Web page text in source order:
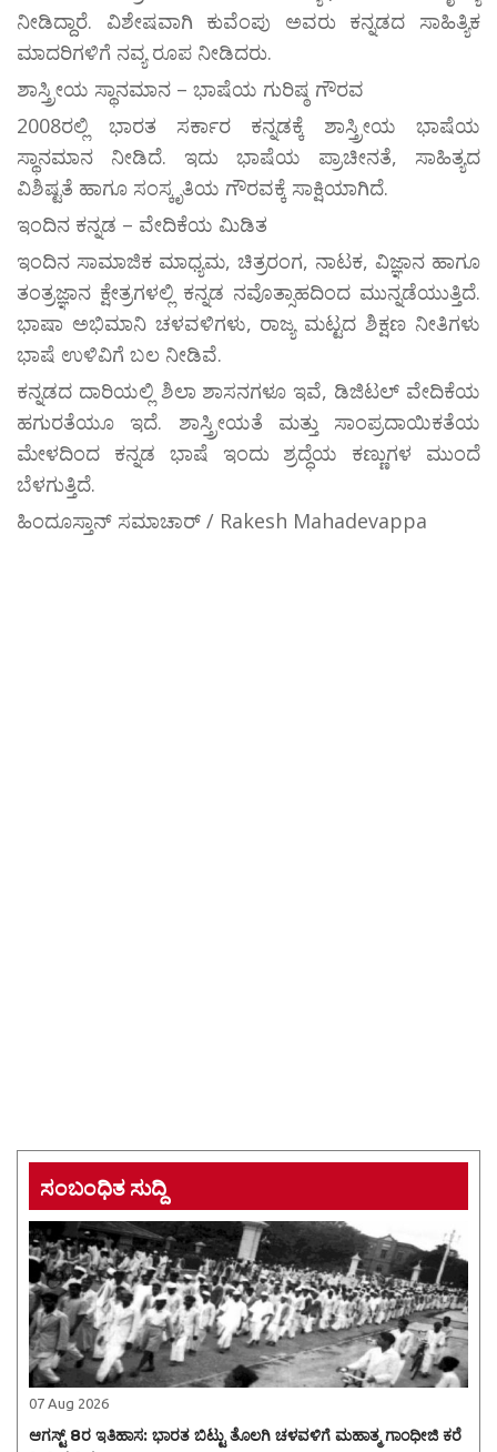
ನೀಡಿದ್ದಾರೆ. ವಿಶೇಷವಾಗಿ ಕುವೆಂಪು ಅವರು ಕನ್ನಡದ ಸಾಹಿತ್ಯಿಕ
ಮಾದರಿಗಳಿಗೆ ನವ್ಯ ರೂಪ ನೀಡಿದರು.
ಶಾಸ್ತ್ರೀಯ ಸ್ಥಾನಮಾನ – ಭಾಷೆಯ ಗುರಿಷ್ಠ ಗೌರವ
2008ರಲ್ಲಿ ಭಾರತ ಸರ್ಕಾರ ಕನ್ನಡಕ್ಕೆ ಶಾಸ್ತ್ರೀಯ ಭಾಷೆಯ
ಸ್ಥಾನಮಾನ ನೀಡಿದೆ. ಇದು ಭಾಷೆಯ ಪ್ರಾಚೀನತೆ, ಸಾಹಿತ್ಯದ
ವಿಶಿಷ್ಟತೆ ಹಾಗೂ ಸಂಸ್ಕೃತಿಯ ಗೌರವಕ್ಕೆ ಸಾಕ್ಷಿಯಾಗಿದೆ.
ಇಂದಿನ ಕನ್ನಡ – ವೇದಿಕೆಯ ಮಿಡಿತ
ಇಂದಿನ ಸಾಮಾಜಿಕ ಮಾಧ್ಯಮ, ಚಿತ್ರರಂಗ, ನಾಟಕ, ವಿಜ್ಞಾನ ಹಾಗೂ
ತಂತ್ರಜ್ಞಾನ ಕ್ಷೇತ್ರಗಳಲ್ಲಿ ಕನ್ನಡ ನವೊತ್ಸಾಹದಿಂದ ಮುನ್ನಡೆಯುತ್ತಿದೆ.
ಭಾಷಾ ಅಭಿಮಾನಿ ಚಳವಳಿಗಳು, ರಾಜ್ಯ ಮಟ್ಟದ ಶಿಕ್ಷಣ ನೀತಿಗಳು
ಭಾಷೆ ಉಳಿವಿಗೆ ಬಲ ನೀಡಿವೆ.
ಕನ್ನಡದ ದಾರಿಯಲ್ಲಿ ಶಿಲಾ ಶಾಸನಗಳೂ ಇವೆ, ಡಿಜಿಟಲ್ ವೇದಿಕೆಯ
ಹಗುರತೆಯೂ ಇದೆ. ಶಾಸ್ತ್ರೀಯತೆ ಮತ್ತು ಸಾಂಪ್ರದಾಯಿಕತೆಯ
ಮೇಳದಿಂದ ಕನ್ನಡ ಭಾಷೆ ಇಂದು ಶ್ರದ್ಧೆಯ ಕಣ್ಣುಗಳ ಮುಂದೆ
ಬೆಳಗುತ್ತಿದೆ.
ಹಿಂದೂಸ್ತಾನ್ ಸಮಾಚಾರ್ / Rakesh Mahadevappa
ಸಂಬಂಧಿತ ಸುದ್ದಿ
07 Aug 2026
ಆಗಸ್ಟ್ 8ರ ಇತಿಹಾಸ: ಭಾರತ ಬಿಟ್ಟು ತೊಲಗಿ ಚಳವಳಿಗೆ ಮಹಾತ್ಮ ಗಾಂಧೀಜಿ ಕರೆ